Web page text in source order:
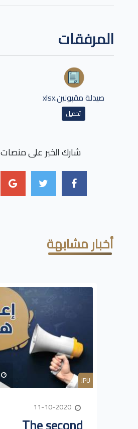
المرفقات
صيدلة مقبولين.xlsx
تحميل
شارك الخبر على
أخبار مشابهة
JPU